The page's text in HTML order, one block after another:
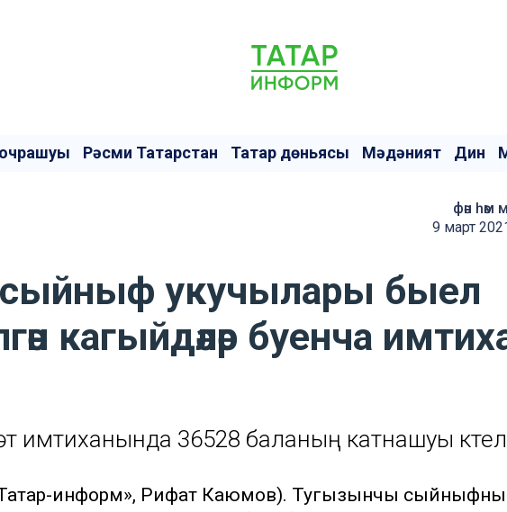
Рәсми Татарстан Татар дөньясы Мәдәният Дин
фән һәм
9 март
укучылары быел
кагыйдәләр буенча
имтиханында 36528 баланың катнашуы
информ», Рифат Каюмов). Тугызынчы сыйныфны